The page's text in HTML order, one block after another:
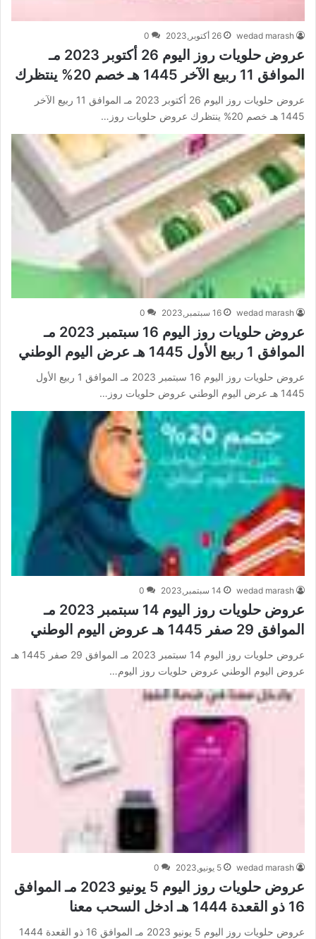
wedad marash 26 أكتوبر,2023 0
عروض حلويات روز اليوم 26 أكتوبر 2023 مـ
الموافق 11 ربيع الآخر 1445 هـ خصم 20% ينتظرك
عروض حلويات روز اليوم 26 أكتوبر 2023 مـ الموافق 11 ربيع الآخر
1445 هـ خصم 20% ينتظرك عروض حلويات روز…
wedad marash 16 سبتمبر,2023 0
عروض حلويات روز اليوم 16 سبتمبر 2023 مـ
الموافق 1 ربيع الأول 1445 هـ عرض اليوم الوطني
عروض حلويات روز اليوم 16 سبتمبر 2023 مـ الموافق 1 ربيع الأول
1445 هـ عرض اليوم الوطني عروض حلويات روز…
wedad marash 14 سبتمبر,2023 0
عروض حلويات روز اليوم 14 سبتمبر 2023 مـ
الموافق 29 صفر 1445 هـ عروض اليوم الوطني
عروض حلويات روز اليوم 14 سبتمبر 2023 مـ الموافق 29 صفر 1445 هـ
عروض اليوم الوطني عروض حلويات روز اليوم…
wedad marash 5 يونيو,2023 0
عروض حلويات روز اليوم 5 يونيو 2023 مـ الموافق
16 ذو القعدة 1444 هـ ادخل السحب معنا
عروض حلويات روز اليوم 5 يونيو 2023 مـ الموافق 16 ذو القعدة 1444